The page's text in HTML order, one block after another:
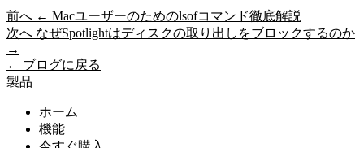
前へ ← Macユーザーのためのlsofコマンド徹底解説
次へ なぜSpotlightはディスクの取り出しをブロックするのか
→
← ブログに戻る
製品
ホーム
機能